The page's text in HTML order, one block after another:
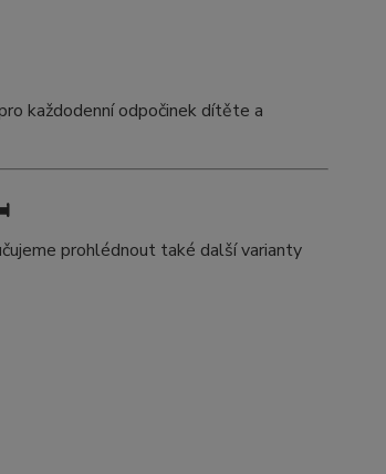
každodenní odpočinek dítěte a
prohlédnout také další varianty